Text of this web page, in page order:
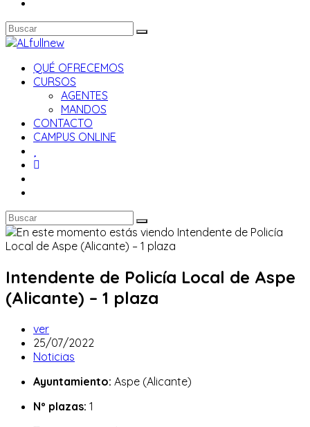
QUÉ OFRECEMOS
CURSOS
AGENTES
MANDOS
CONTACTO
CAMPUS ONLINE
Intendente de Policía Local de Aspe
(Alicante) – 1 plaza
Autor
de
la
ver
Publicación
de
entrada:
25/07/2022
Categoría
la
Noticias
Ayuntamiento: Aspe (Alicante)
Nº plazas: 1